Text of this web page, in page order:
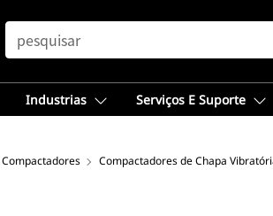
SEARCH
Industrias Serviços E Suporte
Compactadores Compactadores de Chapa